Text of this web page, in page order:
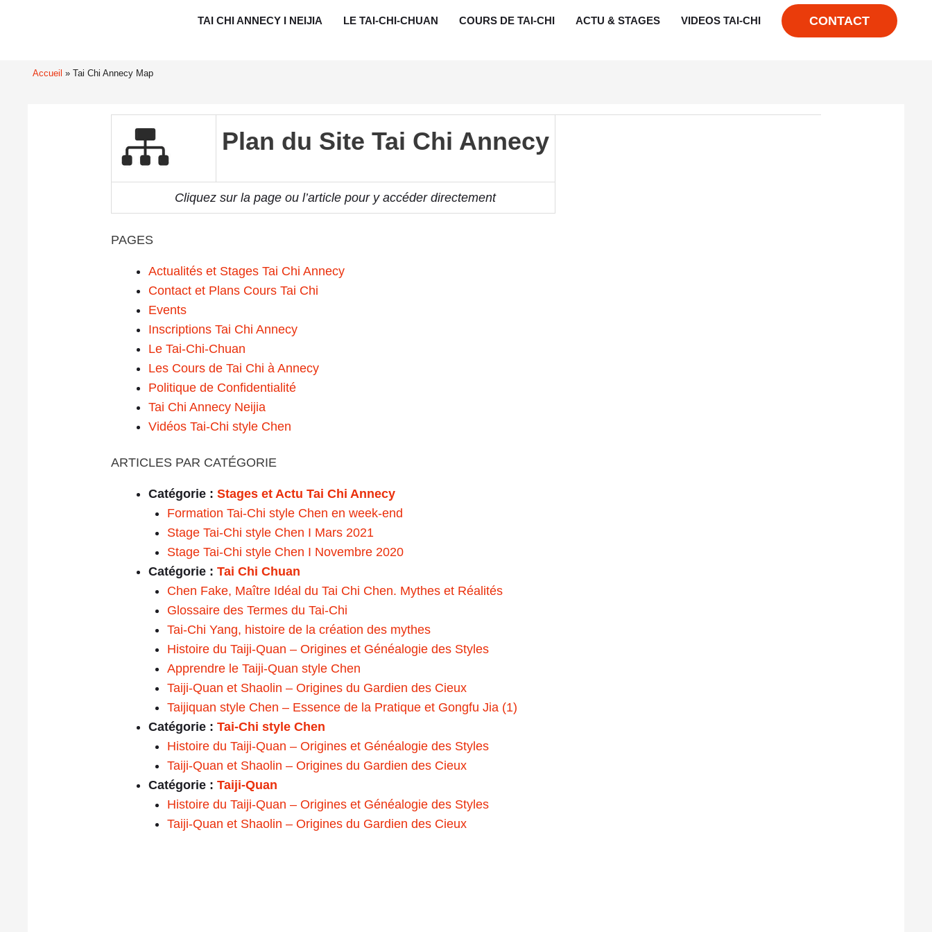
TAI CHI ANNECY I NEIJIA LE TAI-CHI-CHUAN COURS DE TAI-CHI ACTU & STAGES VIDEOS TAI-CHI CONTACT
Accueil Tai Chi Annecy Map
Plan du Site Tai Chi Annecy
Cliquez sur la page ou l’article pour y accéder directement
PAGES
Actualités et Stages Tai Chi Annecy
Contact et Plans Cours Tai Chi
Events
Inscriptions Tai Chi Annecy
Le Tai-Chi-Chuan
Les Cours de Tai Chi à Annecy
Politique de Confidentialité
Tai Chi Annecy Neijia
Vidéos Tai-Chi style Chen
ARTICLES PAR CATÉGORIE
Catégorie :Stages et Actu Tai Chi Annecy
Formation Tai-Chi style Chen en week-end
Stage Tai-Chi style Chen I Mars 2021
Stage Tai-Chi style Chen I Novembre 2020
Catégorie :Tai Chi Chuan
Chen Fake, Maître Idéal du Tai Chi Chen. Mythes et Réalités
Glossaire des Termes du Tai-Chi
Tai-Chi Yang, histoire de la création des mythes
Histoire du Taiji-Quan – Origines et Généalogie des Styles
Apprendre le Taiji-Quan style Chen
Taiji-Quan et Shaolin – Origines du Gardien des Cieux
Taijiquan style Chen – Essence de la Pratique et Gongfu Jia (1)
Catégorie :Tai-Chi style Chen
Histoire du Taiji-Quan – Origines et Généalogie des Styles
Taiji-Quan et Shaolin – Origines du Gardien des Cieux
Catégorie :Taiji-Quan
Histoire du Taiji-Quan – Origines et Généalogie des Styles
Taiji-Quan et Shaolin – Origines du Gardien des Cieux